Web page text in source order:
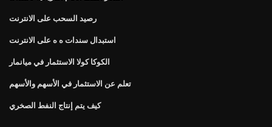
رصيد السحب على الانترنت
استبدال سندات ه ه على الانترنت
الكوكا كولا الاستثمار في ميانمار
تعلم عن الاستثمار في الأسهم والأسهم
كيف يتم إنتاج النفط الصخري